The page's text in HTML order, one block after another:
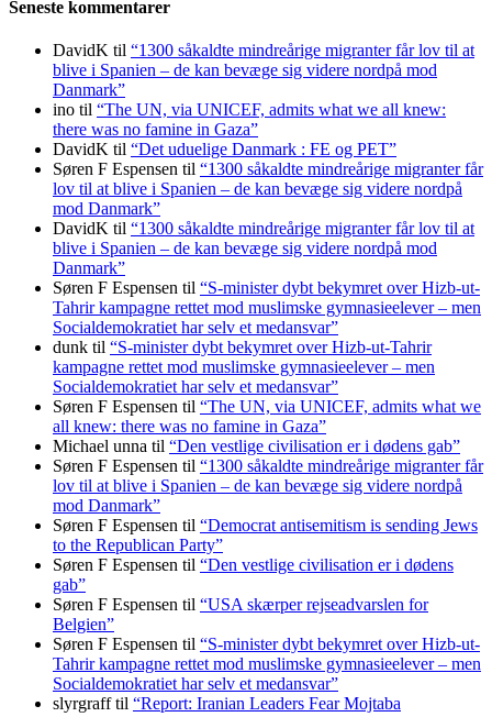
Seneste kommentarer
DavidK til “1300 såkaldte mindreårige migranter får lov til at
blive i Spanien – de kan bevæge sig videre nordpå mod
Danmark”
ino til “The UN, via UNICEF, admits what we all knew:
there was no famine in Gaza”
DavidK til “Det uduelige Danmark : FE og PET”
Søren F Espensen til “1300 såkaldte mindreårige migranter får
lov til at blive i Spanien – de kan bevæge sig videre nordpå
mod Danmark”
DavidK til “1300 såkaldte mindreårige migranter får lov til at
blive i Spanien – de kan bevæge sig videre nordpå mod
Danmark”
Søren F Espensen til “S-minister dybt bekymret over Hizb-ut-
Tahrir kampagne rettet mod muslimske gymnasieelever – men
Socialdemokratiet har selv et medansvar”
dunk til “S-minister dybt bekymret over Hizb-ut-Tahrir
kampagne rettet mod muslimske gymnasieelever – men
Socialdemokratiet har selv et medansvar”
Søren F Espensen til “The UN, via UNICEF, admits what we
all knew: there was no famine in Gaza”
Michael unna til “Den vestlige civilisation er i dødens gab”
Søren F Espensen til “1300 såkaldte mindreårige migranter får
lov til at blive i Spanien – de kan bevæge sig videre nordpå
mod Danmark”
Søren F Espensen til “Democrat antisemitism is sending Jews
to the Republican Party”
Søren F Espensen til “Den vestlige civilisation er i dødens
gab”
Søren F Espensen til “USA skærper rejseadvarslen for
Belgien”
Søren F Espensen til “S-minister dybt bekymret over Hizb-ut-
Tahrir kampagne rettet mod muslimske gymnasieelever – men
Socialdemokratiet har selv et medansvar”
slyrgrafftil “Report: Iranian Leaders Fear Mojtaba